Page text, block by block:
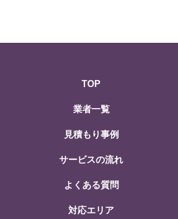
TOP
業者一覧
見積もり事例
サービスの流れ
よくある質問
対応エリア